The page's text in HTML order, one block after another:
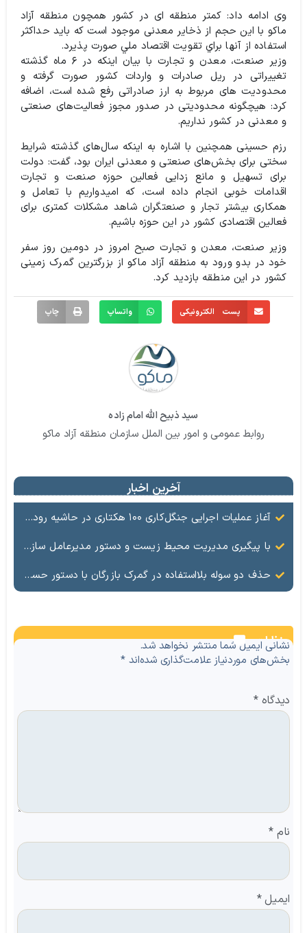
وی ادامه داد: کمتر منطقه ای در کشور همچون منطقه آزاد
ماکو با این حجم از ذخایر معدنی موجود است كه بايد حداكثر
استفاده از آنها براي تقويت اقتصاد ملي صورت پذيرد.
وزیر صنعت، معدن و تجارت با بیان اینکه در ۶ ماه گذشته
تغییراتی در ریل صادرات و واردات کشور صورت گرفته و
محدودیت های مربوط به ارز صادراتی رفع شده است، اضافه
کرد: هیچگونه محدودیتی در صدور مجوز فعالیت‌های صنعتی
و معدنی در کشور نداریم.
رزم حسینی همچنین با اشاره به اینکه سال‌های گذشته شرایط
سختی برای بخش‌های صنعتی و معدنی ایران بود، گفت: دولت
برای تسهیل و مانع زدایی فعالین حوزه صنعت و تجارت
اقدامات خوبی انجام داده است، که امیدواریم با تعامل و
همکاری بیشتر تجار و صنعتگران شاهد مشکلات کمتری برای
فعالین اقتصادی کشور در این حوزه باشیم.
وزیر صنعت، معدن و تجارت صبح امروز در دومین روز سفر
خود در بدو ورود به منطقه آزاد ماکو از بزرگترین گمرک زمینی
کشور در این منطقه بازدید کرد.
پست الکترونیکی واتساپ چاپ
سید ذبیح الله امام زاده
روابط عمومی و امور بین الملل سازمان منطقه آزاد ماکو
آخرین اخبار
آغاز عملیات اجرایی جنگل‌کاری ۱۰۰ هکتاری در حاشیه رودخانه ارس با حمایت سازمان منطقه آزاد ماکو
با پیگیری مدیریت محیط زیست و دستور مدیرعامل سازمان منطقه آزاد ماکو؛ عملیات ساماندهی کانال فاضلاب کشمش‌تپه آغاز شد
حذف دو سوله بلااستفاده در گمرک بازرگان با دستور حسین گروسی؛ گامی مهم برای تسهیل تردد و ترانزیت
نظرات
نشانی ایمیل شما منتشر نخواهد شد.
بخش‌های موردنیاز علامت‌گذاری شده‌اند*
دیدگاه*
نام *
ایمیل*